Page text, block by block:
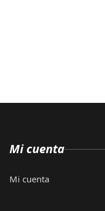
Mi cuenta
Mi cuenta